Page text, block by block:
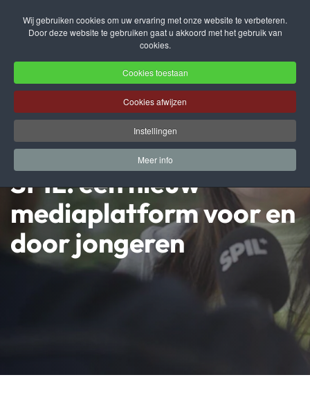
Wij gebruiken cookies om uw ervaring met onze website te verbeteren.
Door deze website te gebruiken gaat u akkoord met het gebruik van
cookies.
Cookies toestaan
Cookies afwijzen
Instellingen
Meer info
Terug naar hoofdinhoud
SPIL: een nieuw
mediaplatform voor en
door jongeren